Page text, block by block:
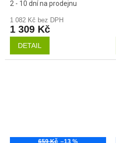
2 - 10 dní na prodejnu
1 082 Kč bez DPH
1 309 Kč
DETAIL
659 Kč –13 %